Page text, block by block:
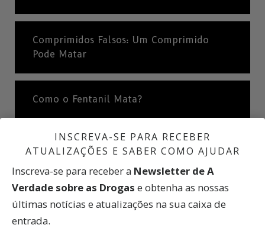
Comprimidos Falsos: Um Comprimido
Pode Matar
Como o Fentanil Mata?
Efeitos de Curto e Longo Prazo
Uma Breve História sobre o Fentanil
INSCREVA-SE PARA RECEBER
ATUALIZAÇÕES E SABER COMO AJUDAR
Inscreva-se para receber a Newsletter de A
Verdade sobre as Drogas e obtenha as nossas
últimas notícias e atualizações na sua caixa de
entrada.